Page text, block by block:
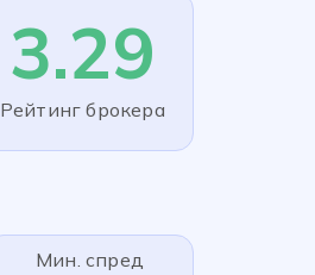
3.29
Рейтинг брокера
Мин. спред